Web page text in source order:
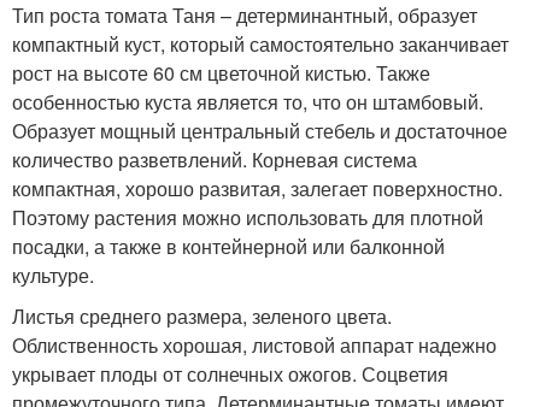
Тип роста томата Таня – детерминантный, образует
компактный куст, который самостоятельно заканчивает
рост на высоте 60 см цветочной кистью. Также
особенностью куста является то, что он штамбовый.
Образует мощный центральный стебель и достаточное
количество разветвлений. Корневая система
компактная, хорошо развитая, залегает поверхностно.
Поэтому растения можно использовать для плотной
посадки, а также в контейнерной или балконной
культуре.
Листья среднего размера, зеленого цвета.
Облиственность хорошая, листовой аппарат надежно
укрывает плоды от солнечных ожогов. Соцветия